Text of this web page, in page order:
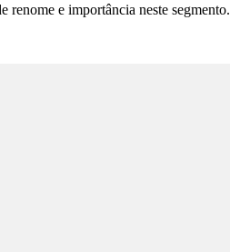
renome e importância neste segmento.